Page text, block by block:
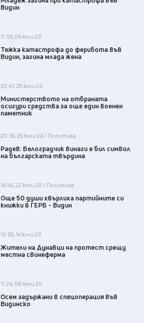
Видин
11:05, 06 юли 20
Тежка катастрофа до ферибота във
Видин, загина млада жена
20:47, 29 юни 20
Министерството на отбраната
осигури средства за още един военен
паметник
20:36, 29 юни 20 / Политика
Радев: Белоградчик винаги е бил символ
на българската твърдина
16:46, 22 юни 20 / Политика
Още 50 души хвърлиха партийните си
книжки в ГЕРБ - Видин
10:55, 14 юни 20
Жители на Дунавци на протест срещу
местна свинеферма
11:24, 08 юни 20
Осем задържани в спецоперация във
Видинско